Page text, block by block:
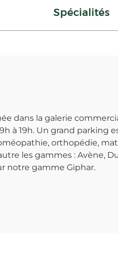
Spécialités
dans la galerie
à 19h. Un grand parking
orthopédie,
les gammes : Avène,
notre gamme Giphar.